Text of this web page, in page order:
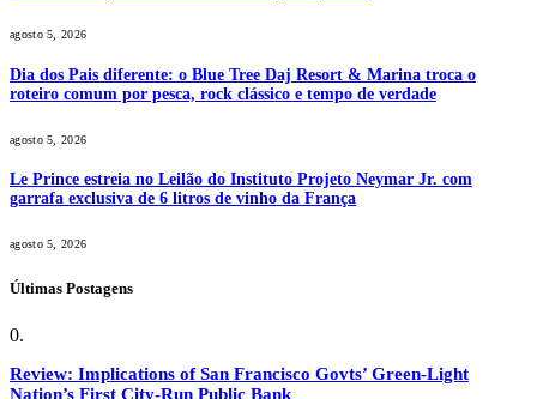
agosto 5, 2026
Dia dos Pais diferente: o Blue Tree Daj Resort & Marina troca o
roteiro comum por pesca, rock clássico e tempo de verdade
agosto 5, 2026
Le Prince estreia no Leilão do Instituto Projeto Neymar Jr. com
garrafa exclusiva de 6 litros de vinho da França
agosto 5, 2026
Últimas Postagens
Review: Implications of San Francisco Govts’ Green-Light
Nation’s First City-Run Public Bank